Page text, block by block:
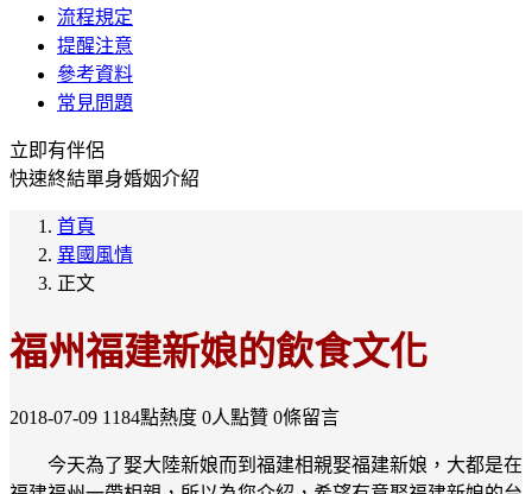
流程規定
提醒注意
參考資料
常見問題
立即有伴侶
快速終結單身婚姻介紹
首頁
異國風情
正文
福州福建新娘的飲食文化
2018-07-09 1184點熱度 0人點贊 0條留言
今天為了娶大陸新娘而到福建相親娶福建新娘，大都是在